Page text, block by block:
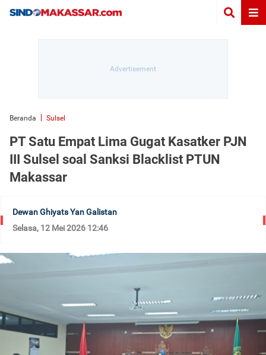
Beranda Sulsel
PT Satu Empat Lima Gugat Kasatker PJN
III Sulsel soal Sanksi Blacklist PTUN
Makassar
Dewan Ghiyats Yan Galistan
Selasa, 12 Mei 2026 12:46